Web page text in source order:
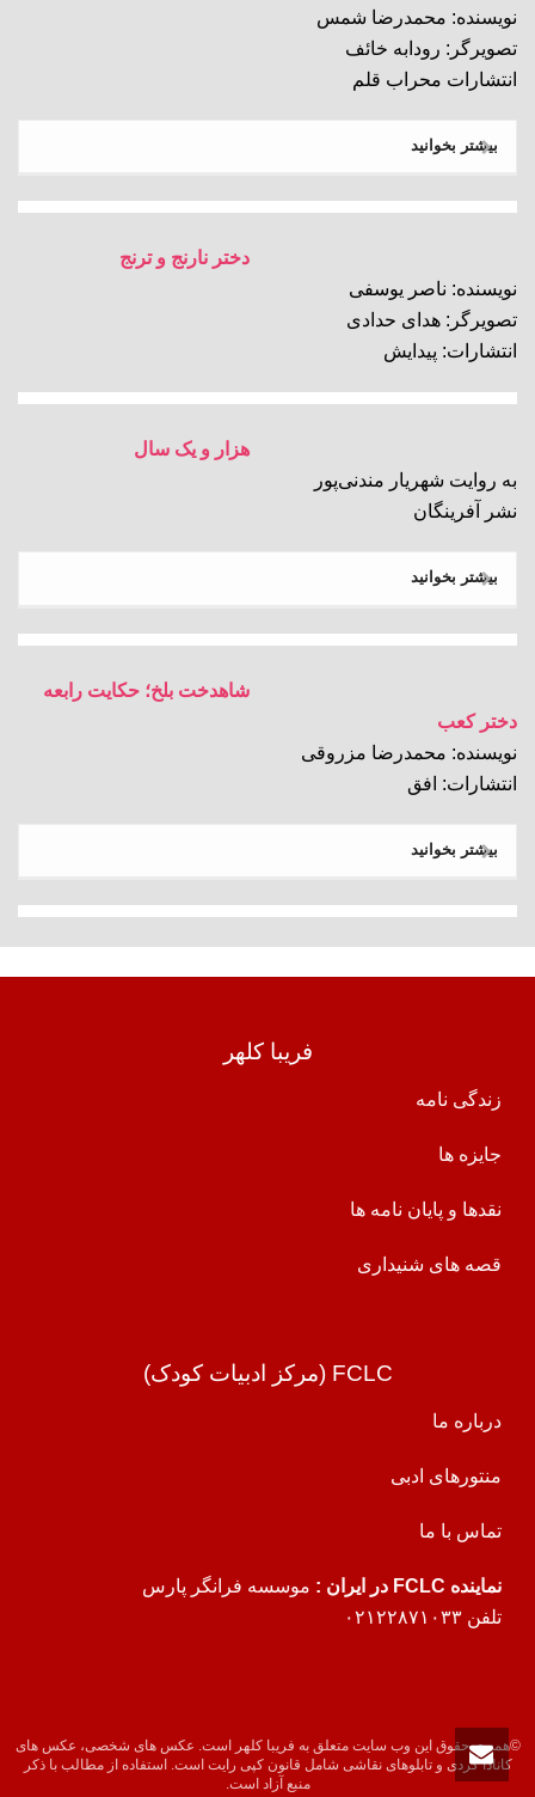
نویسنده: محمدرضا شمس
تصویرگر: رودابه خائف
انتشارات محراب قلم
بیشتر بخوانید
دختر نارنج و ترنج
نویسنده: ناصر یوسفی
تصویرگر: هدای حدادی
انتشارات: پیدایش
هزار و یک سال
به روایت شهریار مندنی‌پور
نشر آفرینگان
بیشتر بخوانید
شاهدخت بلخ؛ حکایت رابعه
دختر کعب
نویسنده: محمدرضا مزروقی
انتشارات: افق
بیشتر بخوانید
فریبا کلهر
زندگی نامه
جایزه ها
نقدها و پایان نامه ها
قصه های شنیداری
FCLC (مرکز ادبیات کودک)
درباره ما
منتورهای ادبی
تماس با ما
نماینده FCLC در ایران :
موسسه فرانگر پارس
تلفن ۰۲۱۲۲۸۷۱۰۳۳
©همه ی حقوق این وب سایت متعلق به فریبا کلهر است. عکس های شخصی، عکس های
کانادا گردی و تابلوهای نقاشی شامل قانون کپی رایت است. استفاده از مطالب با ذکر
منبع آزاد است.